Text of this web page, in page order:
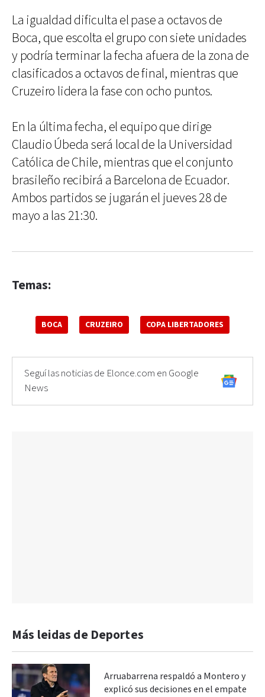
La igualdad dificulta el pase a octavos de
Boca, que escolta el grupo con siete unidades
y podría terminar la fecha afuera de la zona de
clasificados a octavos de final, mientras que
Cruzeiro lidera la fase con ocho puntos.
En la última fecha, el equipo que dirige
Claudio Úbeda será local de la Universidad
Católica de Chile, mientras que el conjunto
brasileño recibirá a Barcelona de Ecuador.
Ambos partidos se jugarán el jueves 28 de
mayo a las 21:30.
Temas:
BOCA CRUZEIRO COPA LIBERTADORES
Seguí las noticias de Elonce.com en Google
News
Más leidas de Deportes
Arruabarrena respaldó a Montero y
explicó sus decisiones en el empate